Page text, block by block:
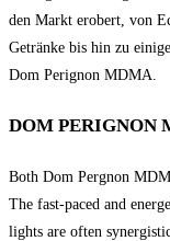
den Markt erobert, von
Getränke bis hin zu
Dom Perignon MDMA.
DOM PERIGNON
Both Dom Pergnоn
The fast-paced and
lights are often